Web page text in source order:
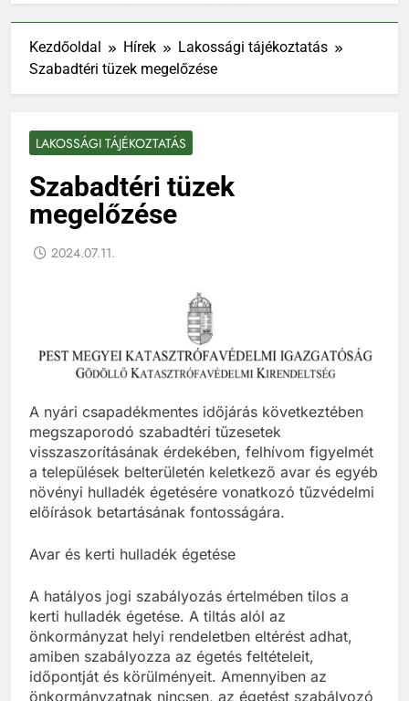
Kezdőoldal Hírek
Lakossági tájékoztatás
Szabadtéri tüzek megelőzése
LAKOSSÁGI TÁJÉKOZTATÁS
Szabadtéri tüzek
megelőzése
2024.07.11.
A nyári csapadékmentes időjárás következtében
megszaporodó szabadtéri tűzesetek
visszaszorításának érdekében, felhívom figyelmét
a települések belterületén keletkező avar és egyéb
növényi hulladék égetésére vonatkozó tűzvédelmi
előírások betartásának fontosságára.
Avar és kerti hulladék égetése
A hatályos jogi szabályozás értelmében tilos a
kerti hulladék égetése. A tiltás alól az
önkormányzat helyi rendeletben eltérést adhat,
amiben szabályozza az égetés feltételeit,
időpontját és körülményeit. Amennyiben az
önkormányzatnak nincsen, az égetést szabályozó